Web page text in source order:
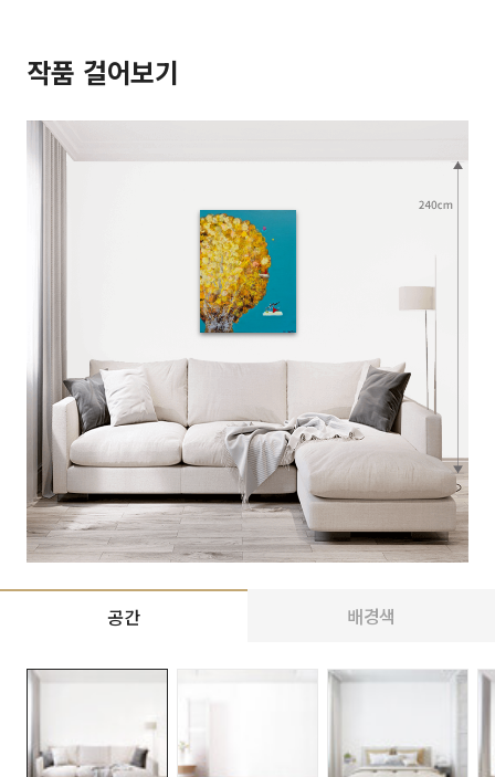
작품 걸어보기
공간 배경색